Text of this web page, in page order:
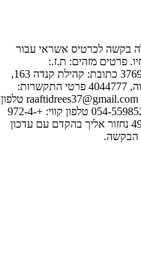
בקשה לכרטיס אשראי עבור
פרטים מזהים: ת.ז.:
376907499 כתובת: קהילת קנדה 163,
גני תקווה, 4044777 פרטי התקשרות:
אימייל: raaftidrees37@gmail.com טלפון
נייד: 054-5598521 טלפון קווי: +972-4-
4926114 נחזור אליך בהקדם עם עדכון
הבקשה.